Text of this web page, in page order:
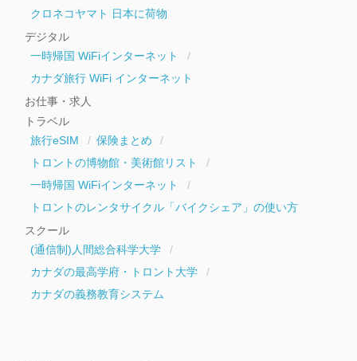
クロネコヤマト 日本に荷物
デジタル
一時帰国 WiFiインターネット
カナダ旅行 WiFi インターネット
お仕事・求人
トラベル
旅行eSIM
保険まとめ
トロントの博物館・美術館リスト
一時帰国 WiFiインターネット
トロントのレンタサイクル「バイクシェア」の使い方
スクール
(通信制)人間総合科学大学
カナダの最高学府・トロント大学
カナダの義務教育システム